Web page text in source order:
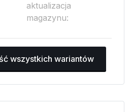
aktualizacja
magazynu:
wszystkich wariantów